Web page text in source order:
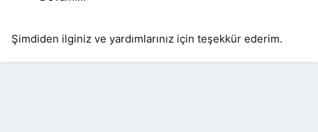
Şimdiden ilginiz ve yardımlarınız için teşekkür ederim.